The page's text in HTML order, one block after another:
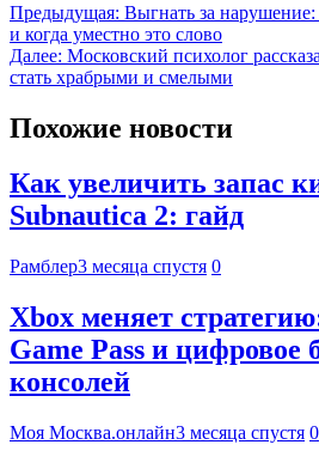
Предыдущая: Выгнать за нарушение:
и когда уместно это слово
Далее: Московский психолог
стать храбрыми и смелыми
Похожие новости
Как увеличить запас
Subnautica 2: гайд
Рамблер3 месяца спустя 0
Xbox меняет
Game Pass и цифровое
консолей
Моя Москва.онлайн3 месяца спустя 0